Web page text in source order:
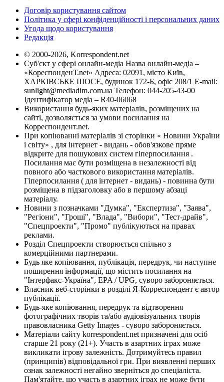
Договір користування сайтом
Політика у сфері конфіденційності і персональних даних
Угода щодо користування
Редакція
© 2000-2026, Korrespondent.net
Суб'єкт у сфері онлайн-медіа Назва онлайн-медіа –
«КореспонденТ.net» Адреса: 02091, місто Київ,
ХАРКІВСЬКЕ ШОСЕ, будинок 172-Б, офіс 208/1 E-mail:
sunlight@mediadim.com.ua Телефон: 044-205-43-00
Ідентифікатор медіа – R40-06068
Використання будь-яких матеріалів, розміщених на
сайті, дозволяється за умови посилання на
Корреспондент.net.
При копіюванні матеріалів зі сторінки « Новини України
і світу» , для інтернет - видань - обов'язкове пряме
відкрите для пошукових систем гіперпосилання .
Посилання має бути розміщена в незалежності від
повного або часткового використання матеріалів.
Гіперпосилання ( для інтернет - видань) - повинна бути
розміщена в підзаголовку або в першому абзаці
матеріалу.
Новини з позначками "Думка", "Експертиза", "Заява",
"Регіони", "Гроші", "Влада", "Вибори", "Тест-драйв",
"Спецпроекти", "Промо" публікуються на правах
реклами.
Розділ Спецпроекти створюється спільно з
комерційними партнерами.
Будь яке копіювання, публікація, передрук, чи наступне
поширення інформації, що містить посилання на
"Інтерфакс-Україна", EPA / UPG, суворо забороняється.
Власник веб-сторінки в розділі Я-Корреспондент є автор
публікації.
Будь-яке копіювання, передрук та відтворення
фотографічних творів та/або аудіовізуальних творів
правовласника Getty Images - суворо забороняється.
Матеріали сайту korrespondent.net призначені для осіб
старше 21 року (21+). Участь в азартних іграх може
викликати ігрову залежність. Дотримуйтесь правил
(принципів) відповідальної гри. При виявленні перших
ознак залежності негайно зверніться до спеціаліста.
Пам'ятайте, що участь в азартних іграх не може бути